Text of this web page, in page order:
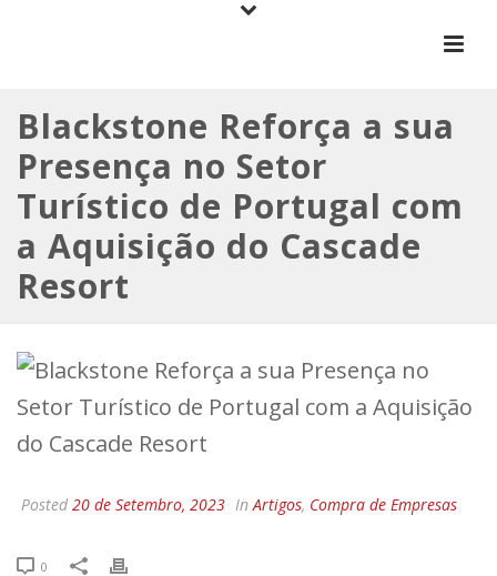
Blackstone Reforça a sua
Presença no Setor
Turístico de Portugal com
a Aquisição do Cascade
Resort
Posted 20 de Setembro, 2023 InArtigos, Compra de Empresas
0